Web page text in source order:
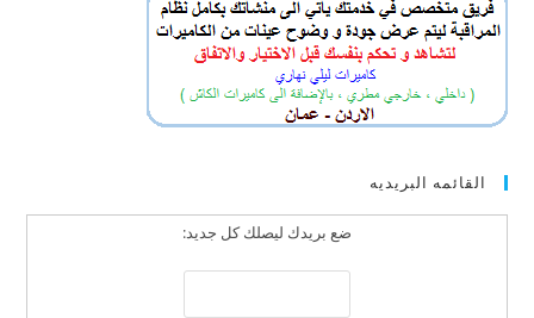
القائمه البريديه
ضع بريدك ليصلك كل جديد: